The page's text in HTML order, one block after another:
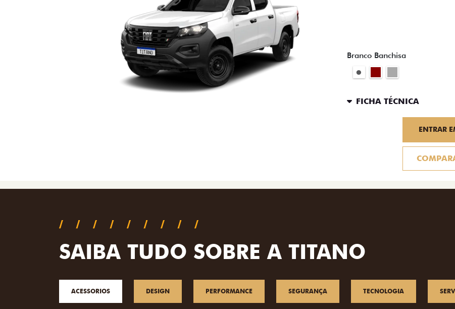
Branco Banchisa
FICHA TÉCNICA
ENTRAR
SAIBA TUDO SOBRE A TITANO
ACESSORIOS DESIGN PERFORMANCE SEGURANÇA TECNOLOGIA